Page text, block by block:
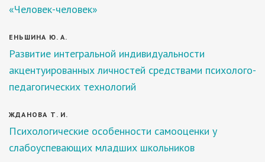
«Человек-человек»
ЕНЬШИНА Ю. А.
Развитие интегральной индивидуальности
акцентуированных личностей средствами психолого-
педагогических технологий
ЖДАНОВА Т. И.
Психологические особенности самооценки у
слабоуспевающих младших школьников